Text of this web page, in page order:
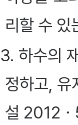
리할 수 있
3. 하수의
정하고, 유
설 2012